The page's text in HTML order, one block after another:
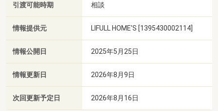
引渡可能時期 相談
情報提供元 LIFULL HOME'S [1395430002114]
情報公開日 2025年5月25日
情報更新日 2026年8月9日
次回更新予定日 2026年8月16日